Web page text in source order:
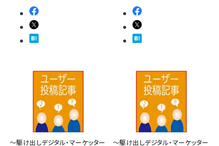
～駆け出しデジタル・マーケッター
～駆け出しデジタル・マーケッター